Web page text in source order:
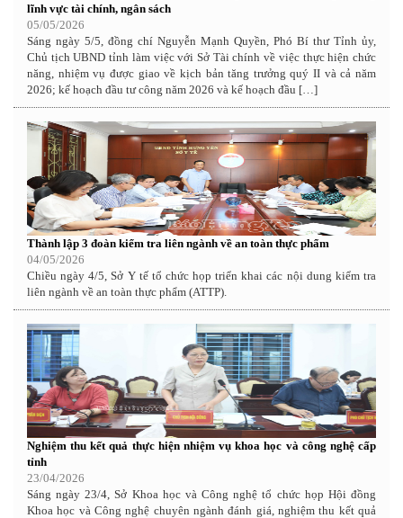
lĩnh vực tài chính, ngân sách
05/05/2026
Sáng ngày 5/5, đồng chí Nguyễn Mạnh Quyền, Phó Bí thư Tỉnh ủy,
Chủ tịch UBND tỉnh làm việc với Sở Tài chính về việc thực hiện chức
năng, nhiệm vụ được giao về kịch bản tăng trưởng quý II và cả năm
2026; kế hoạch đầu tư công năm 2026 và kế hoạch đầu […]
Thành lập 3 đoàn kiểm tra liên ngành về an toàn thực phẩm
04/05/2026
Chiều ngày 4/5, Sở Y tế tổ chức họp triển khai các nội dung kiểm tra
liên ngành về an toàn thực phẩm (ATTP).
Nghiệm thu kết quả thực hiện nhiệm vụ khoa học và công nghệ cấp
tỉnh
23/04/2026
Sáng ngày 23/4, Sở Khoa học và Công nghệ tổ chức họp Hội đồng
Khoa học và Công nghệ chuyên ngành đánh giá, nghiệm thu kết quả